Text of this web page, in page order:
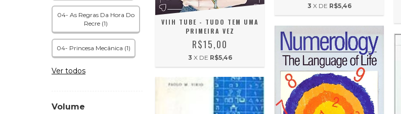
04- As Regras Da Hora Do
Recre (1)
04- Princesa Mecânica (1)
Ver todos
Volume
VIIH TUBE - TUDO TEM UMA
PRIMEIRA VEZ
R$15,00
3 X DE R$5,46
3 X DE R$5,46